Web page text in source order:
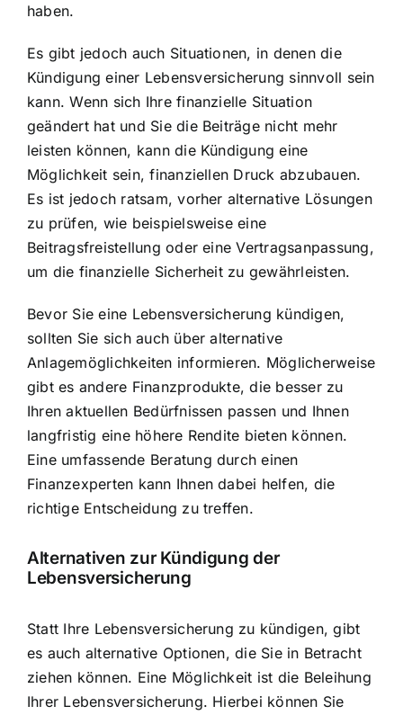
haben.
Es gibt jedoch auch Situationen, in denen die
Kündigung einer Lebensversicherung sinnvoll sein
kann. Wenn sich Ihre finanzielle Situation
geändert hat und Sie die Beiträge nicht mehr
leisten können, kann die Kündigung eine
Möglichkeit sein, finanziellen Druck abzubauen.
Es ist jedoch ratsam, vorher alternative Lösungen
zu prüfen, wie beispielsweise eine
Beitragsfreistellung oder eine Vertragsanpassung,
um die finanzielle Sicherheit zu gewährleisten.
Bevor Sie eine Lebensversicherung kündigen,
sollten Sie sich auch über alternative
Anlagemöglichkeiten informieren. Möglicherweise
gibt es andere Finanzprodukte, die besser zu
Ihren aktuellen Bedürfnissen passen und Ihnen
langfristig eine höhere Rendite bieten können.
Eine umfassende Beratung durch einen
Finanzexperten kann Ihnen dabei helfen, die
richtige Entscheidung zu treffen.
Alternativen zur Kündigung der
Lebensversicherung
Statt Ihre Lebensversicherung zu kündigen, gibt
es auch alternative Optionen, die Sie in Betracht
ziehen können. Eine Möglichkeit ist die Beleihung
Ihrer Lebensversicherung. Hierbei können Sie